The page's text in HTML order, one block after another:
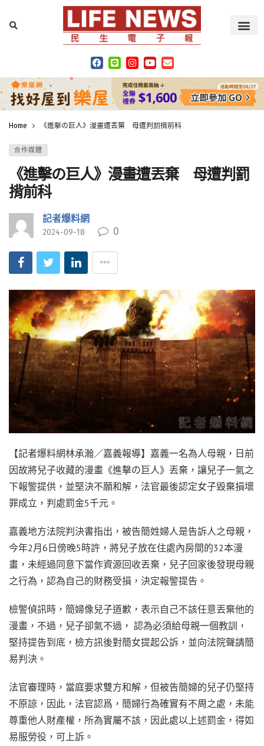
Home 《進擊の巨人》漫畫遭丟棄 母遭判罰揹前科
合作媒體
《進擊の巨人》漫畫遭丟棄 母遭判罰
揹前科
記者爆料網
2024-09-18 0
【記者爆料網林承瀚／嘉義報導】嘉義一名為人母親，日前
因故將兒子收藏的漫畫《進擊の巨人》丟棄，讓兒子一氣之
下報警提供，並堅決不願和解，法官最後認定女子毀棄損壞
罪成立，判處罰金5千元。
嘉義地方法院判決書指出，被告簡姓婦人是告訴人之母親，
今年2月6日傍晚5時許，將兒子放在住處內房間的32本漫
畫，未經過同意下當作資源回收丟棄，兒子回家後發現母親
之行為，認為自己的財務受損，決定報警提告。
檢警偵訊時，簡婦像兒子道歉，表示自己不該任意丟棄他的
漫畫，不過，兒子卻氣不過， 認為必須給母親一個教訓，
堅持提告到底，檢方訊後對簡女提起公訴，並向法院聲請簡
易判決。
法官審理時，當庭要求雙方和解，但被告簡婦的兒子仍堅持
不原諒，因此，法官認爲，簡婦行為確實有不周之處，未能
尊重他人財產權，所為實屬不該，因此處以上述罰金，得如
易服勞役，可上訴。